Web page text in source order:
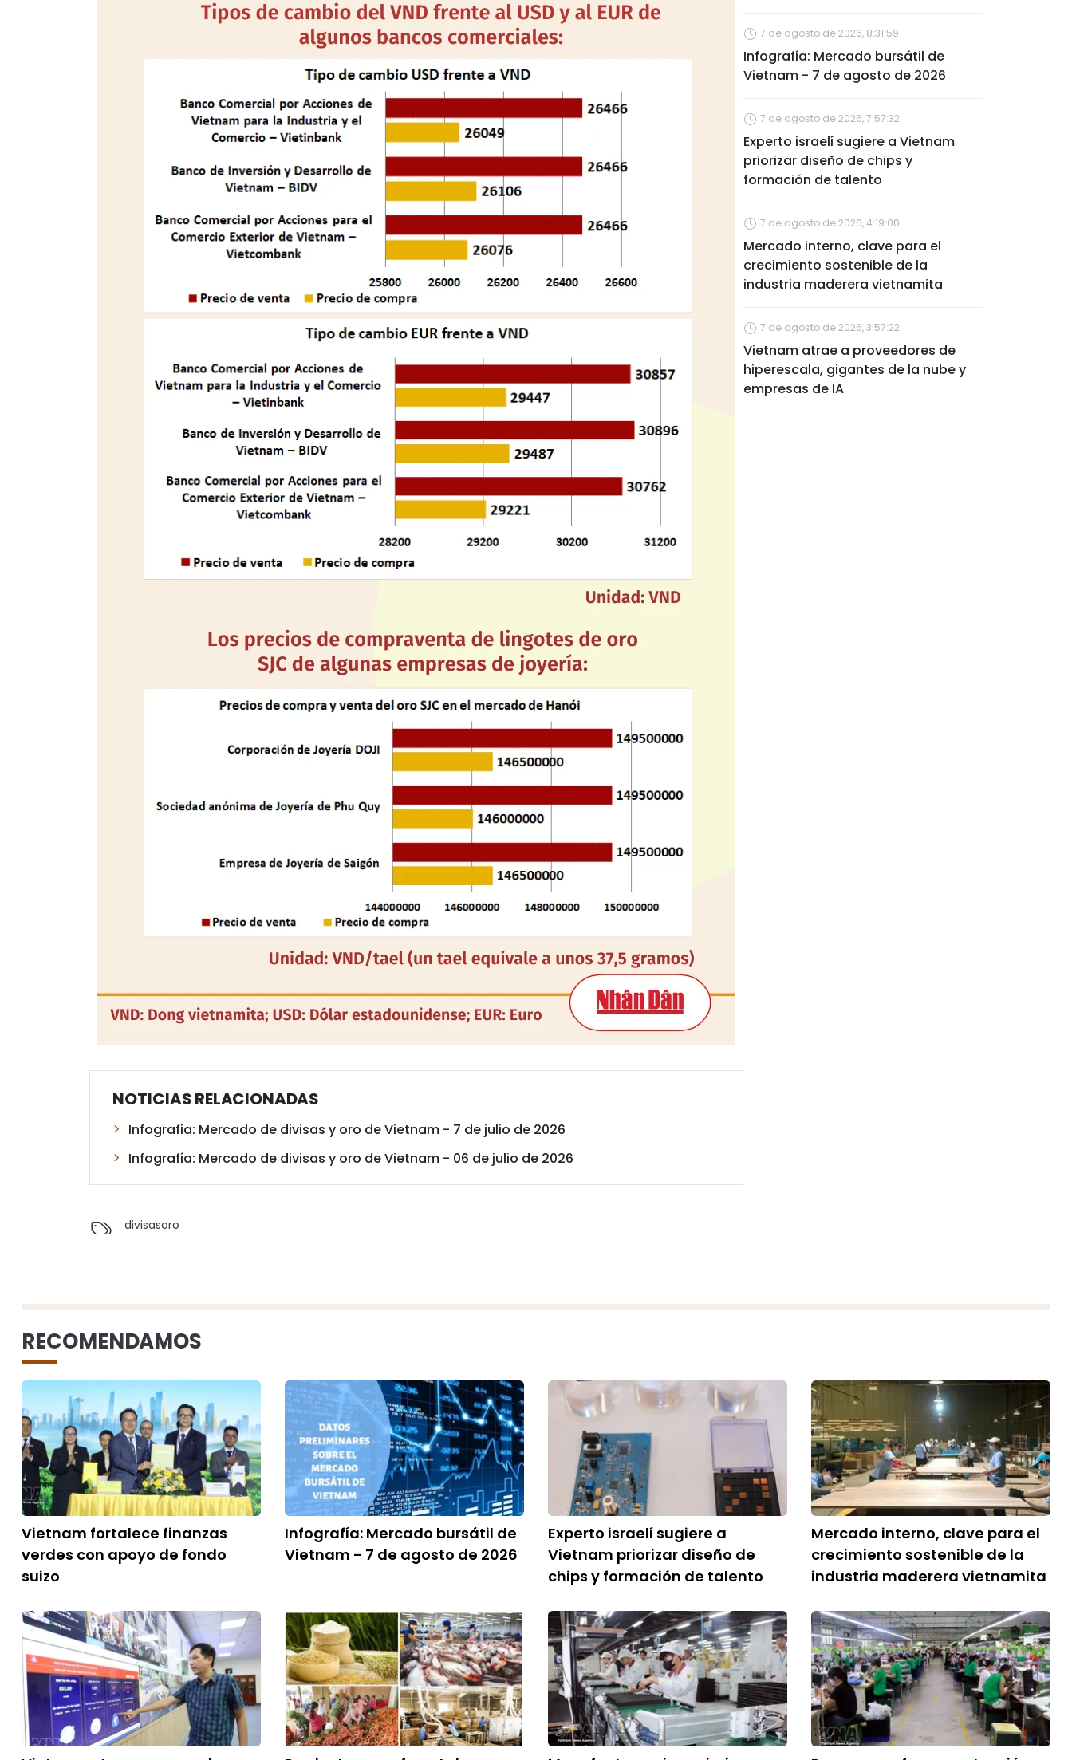
NOTICIAS RELACIONADAS
Infografía: Mercado de divisas y oro de Vietnam - 7 de julio de 2026
Infografía: Mercado de divisas y oro de Vietnam - 06 de julio de 2026
divisasoro
7 de agosto de 2026, 8:31:59
Infografía: Mercado bursátil de
Vietnam - 7 de agosto de 2026
7 de agosto de 2026, 7:57:32
Experto israelí sugiere a Vietnam
priorizar diseño de chips y
formación de talento
7 de agosto de 2026, 4:19:00
Mercado interno, clave para el
crecimiento sostenible de la
industria maderera vietnamita
7 de agosto de 2026, 3:57:22
Vietnam atrae a proveedores de
hiperescala, gigantes de la nube y
empresas de IA
RECOMENDAMOS
Vietnam fortalece finanzas
verdes con apoyo de fondo
suizo
Infografía: Mercado bursátil de
Vietnam - 7 de agosto de 2026
Experto israelí sugiere a
Vietnam priorizar diseño de
chips y formación de talento
Mercado interno, clave para el
crecimiento sostenible de la
industria maderera vietnamita